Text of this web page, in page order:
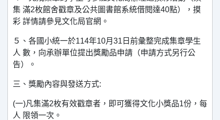
集 滿2枚館舍戳章及公共圖書館系統借閱達40點），摸
彩 詳情請參見文化局官網。
５、各國小統一於114年10月31日前彙整完成集章學生
人 數，向承辦單位提出獎勵品申請（申請方式另行公
告）。
三、獎勵內容與發送方式:
(一)凡集滿2枚有效戳章者，即可獲得文化小獎品1份，每
人 限領一次。